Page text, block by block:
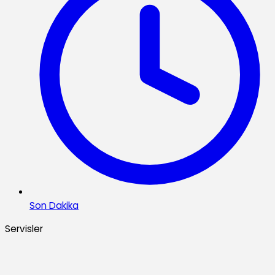
Son Dakika
Servisler